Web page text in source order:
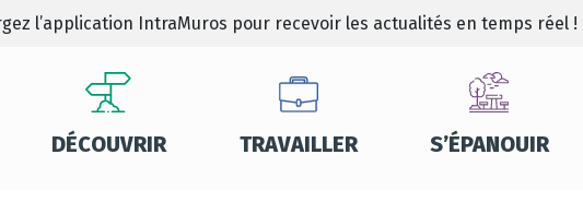
l’application IntraMuros pour recevoir les actualités en temps réel !
DÉCOUVRIR TRAVAILLER S’ÉPANOUIR